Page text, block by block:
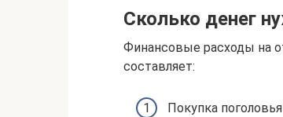
Сколько денег
Финансовые расходы на
составляет:
Покупка